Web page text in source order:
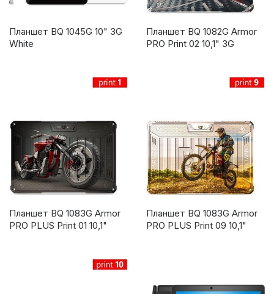
Планшет BQ 1045G 10" 3G
White
Планшет BQ 1082G Armor
PRO Print 02 10,1" 3G
Планшет BQ 1083G Armor
PRO PLUS Print 01 10,1"
Планшет BQ 1083G Armor
PRO PLUS Print 09 10,1"